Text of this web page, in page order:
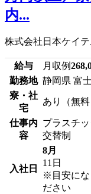
内...
株式会社日本ケイテ
給与 月収例
勤務地 静岡県 富
寮・社
宅
あり（無料
仕事内
容
プラスチ
交替制
入社日
8月
11日
※目安にな
ださい